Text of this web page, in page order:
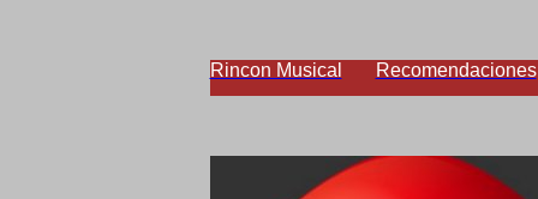
Rincon Musical Recomendaciones